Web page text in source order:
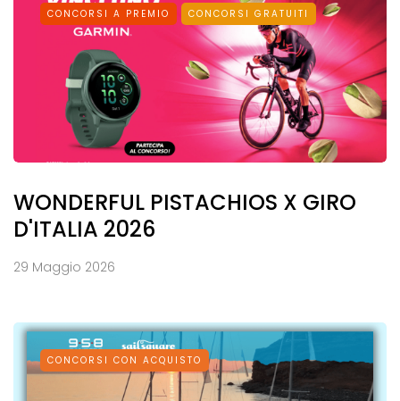
CONCORSI A PREMIO CONCORSI GRATUITI
WONDERFUL PISTACHIOS X GIRO
D'ITALIA 2026
29 Maggio 2026
CONCORSI CON ACQUISTO